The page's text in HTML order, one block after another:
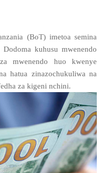
(BoT) imetoa semina
kuhusu mwenendo
mwenendo huo kwenye
hatua zinazochukuliwa na
za kigeni nchini.